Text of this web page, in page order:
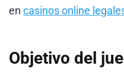
en casinos online
Objetivo del